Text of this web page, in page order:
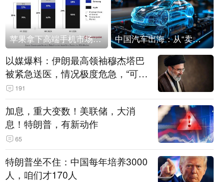
苹果拿下高端手机市场65%的份额：iPhone 17系列功不可没 中国汽车出海：从“卖出去”到“走进去”
以媒爆料：伊朗最高领袖穆杰塔巴
被紧急送医，情况极度危急，“可能
随时会死去”
191
加息，重大变数！美联储，大消
息！特朗普，有新动作
65
特朗普坐不住：中国每年培养3000
人，咱们才170人